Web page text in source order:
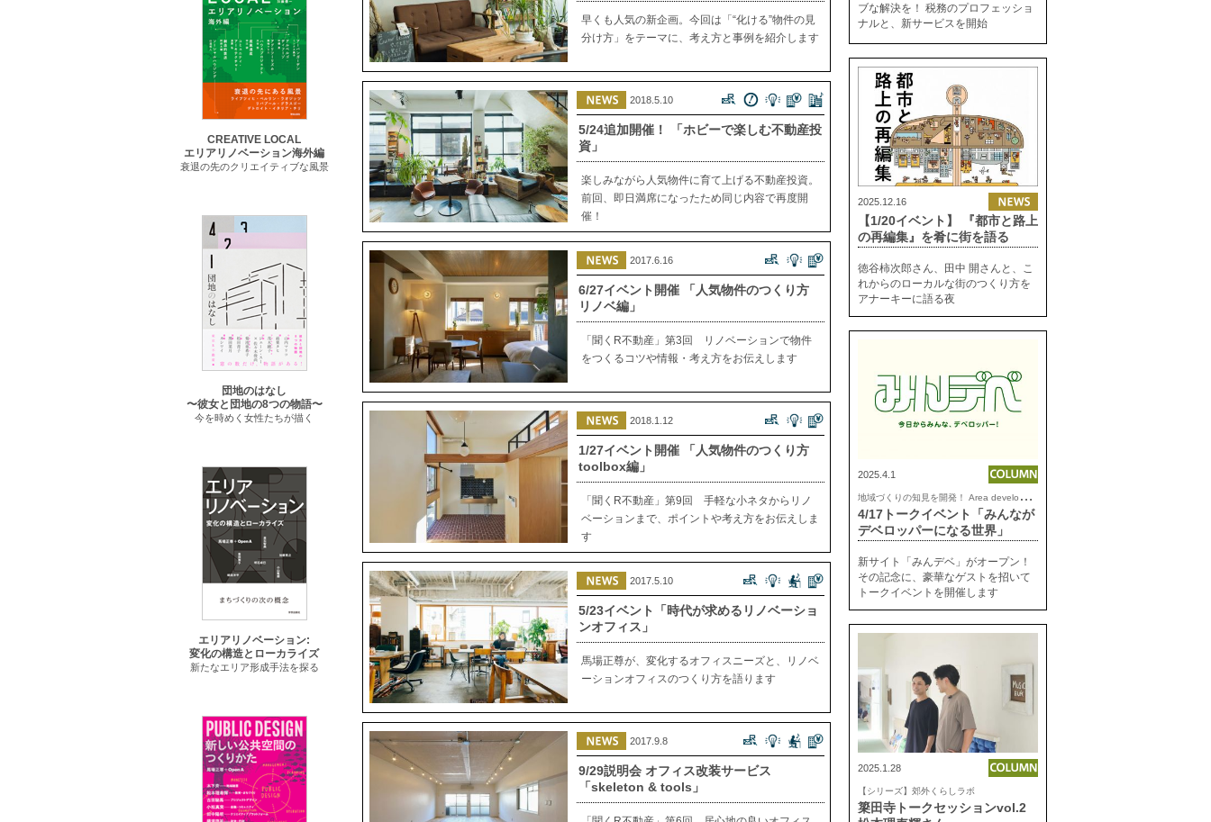
早くも人気の新企画。今回は「“化ける”物件の見
分け方」をテーマに、考え方と事例を紹介します
2018.5.10
5/24追加開催！ 「ホビーで楽しむ不動産投
資」
楽しみながら人気物件に育て上げる不動産投資。
前回、即日満席になったため同じ内容で再度開
催！
2017.6.16
6/27イベント開催 「人気物件のつくり方
リノベ編」
「聞くR不動産」第3回 リノベーションで物件
をつくるコツや情報・考え方をお伝えします
2018.1.12
1/27イベント開催 「人気物件のつくり方
toolbox編」
「聞くR不動産」第9回 手軽な小ネタからリノ
ベーションまで、ポイントや考え方をお伝えしま
す
2017.5.10
5/23イベント「時代が求めるリノベーショ
ンオフィス」
馬場正尊が、変化するオフィスニーズと、リノベ
ーションオフィスのつくり方を語ります
2017.9.8
9/29説明会 オフィス改装サービス
「skeleton & tools」
ブな解決を！ 税務のプロフェッショ
ナルと、新サービスを開始
2025.12.16
【1/20イベント】 『都市と路上
の再編集』を肴に街を語る
徳谷柿次郎さん、田中 開さんと、こ
れからのローカルな街のつくり方を
アナーキーに語る夜
2025.4.1
地
域づくりの知見を開発！ Area development lab.
4/17トークイベント「みんなが
デベロッパーになる世界」
新サイト「みんデベ」がオープン！
その記念に、豪華なゲストを招いて
トークイベントを開催します
2025.1.28
【シリーズ】郊外くらしラボ
簗田寺トークセッションvol.2
CREATIVE LOCAL
エリアリノベーション海外編
衰退の先のクリエイティブな風景
団地のはなし
〜彼女と団地の8つの物語〜
今を時めく女性たちが描く
エリアリノベーション:
変化の構造とローカライズ
新たなエリア形成手法を探る